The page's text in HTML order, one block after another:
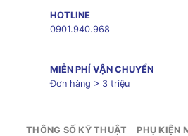
HOTLINE
0901.940.968
MIỄN PHÍ VẬN CHUYỂN
Đơn hàng > 3 triệu
THÔNG SỐ KỸ THUẬT PHỤ KIỆN